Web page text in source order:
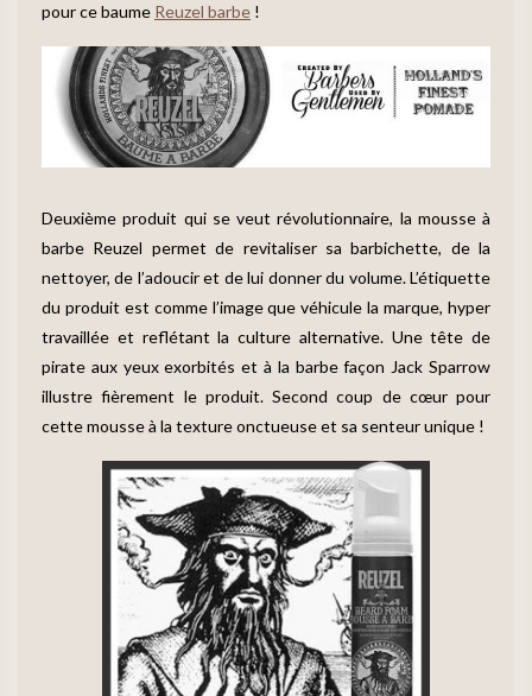
pour ce baume Reuzel barbe !
Deuxième produit qui se veut révolutionnaire, la mousse à
barbe Reuzel permet de revitaliser sa barbichette, de la
nettoyer, de l’adoucir et de lui donner du volume. L’étiquette
du produit est comme l’image que véhicule la marque, hyper
travaillée et reflétant la culture alternative. Une tête de
pirate aux yeux exorbités et à la barbe façon Jack Sparrow
illustre fièrement le produit. Second coup de cœur pour
cette mousse à la texture onctueuse et sa senteur unique !